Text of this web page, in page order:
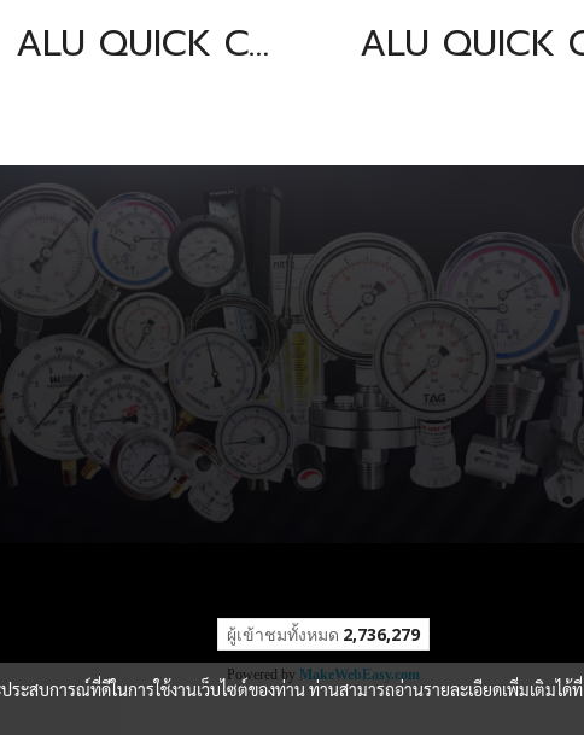
ALU QUICK COUPLING PART "DP" SIZE : 6"
ผู้เข้าชมวันนี้ 75
Powered by MakeWebEasy.com
ะสบการณ์ที่ดีในการใช้งานเว็บไซต์ของท่าน ท่านสามารถอ่านรายละเอียดเพิ่มเติมได้ที่